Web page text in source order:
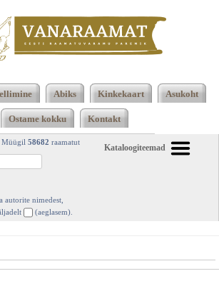
Tiit Lääne, Eesti Olümpiakomitee
ee
Abiks Kinkekaart Asukoht
Ostame kokku Kontakt
Kataloogiteemad
Müügil 58682 raamatut
autorite nimedest,
(aeglasem).